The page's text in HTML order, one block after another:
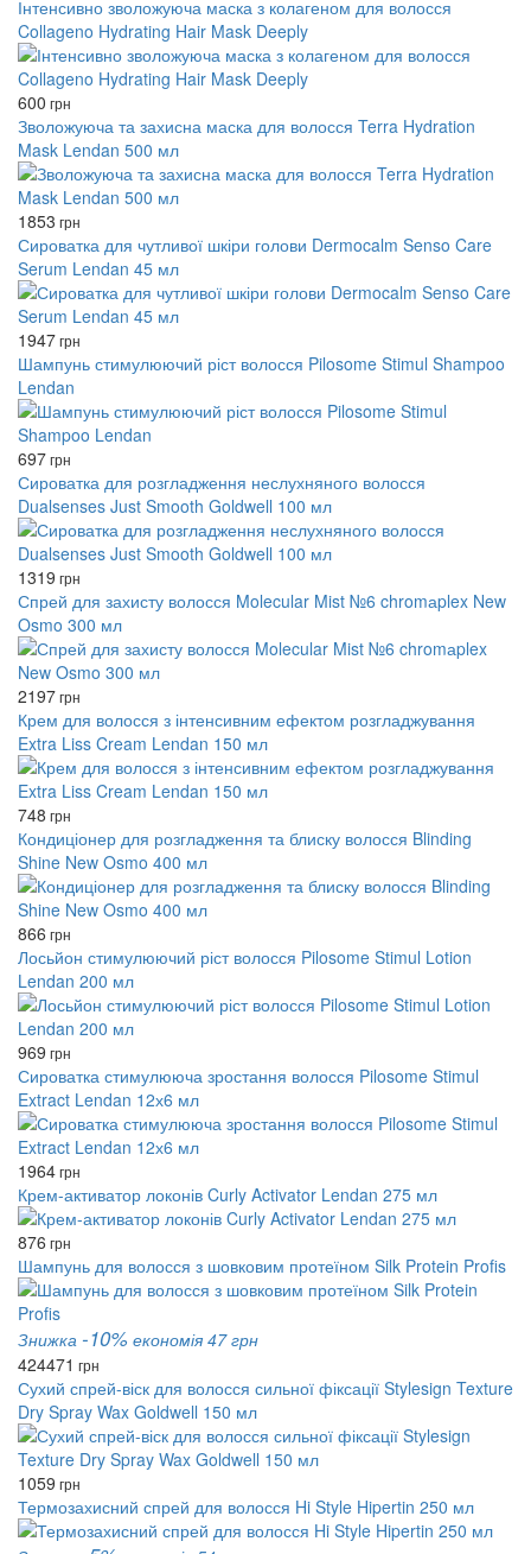
Інтенсивно зволожуюча маска з колагеном для волосся
Collageno Hydrating Hair Mask Deeply
600 грн
Зволожуюча та захисна маска для волосся Terra Hydration
Mask Lendan 500 мл
1853 грн
Сироватка для чутливої ​​шкіри голови Dermocalm Senso Care
Serum Lendan 45 мл
1947грн
Шампунь стимулюючий ріст волосся Pilosome Stimul Shampoo
Lendan
697грн
Сироватка для розгладження неслухняного волосся
Dualsenses Just Smooth Goldwell 100 мл
1319 грн
Спрей для захисту волосся Molecular Mist №6 chromаplex New
Osmo 300 мл
2197грн
Крем для волосся з інтенсивним ефектом розгладжування
Extra Liss Cream Lendan 150 мл
748 грн
Кондиціонер для розгладження та блиску волосся Blinding
Shine New Osmo 400 мл
866 грн
Лосьйон стимулюючий ріст волосся Pilosome Stimul Lotion
Lendan 200 мл
969 грн
Сироватка стимулююча зростання волосся Pilosome Stimul
Extract Lendan 12х6 мл
1964грн
Крем-активатор локонів Curly Activator Lendan 275 мл
876 грн
Шампунь для волосся з шовковим протеїном Silk Protein Profis
Знижка -10% економія 47 грн
424471 грн
Сухий спрей-віск для волосся сильної фіксації Stylesign Texture
Dry Spray Wax Goldwell 150 мл
1059 грн
Термозахисний спрей для волосся Hi Style Hipertin 250 мл